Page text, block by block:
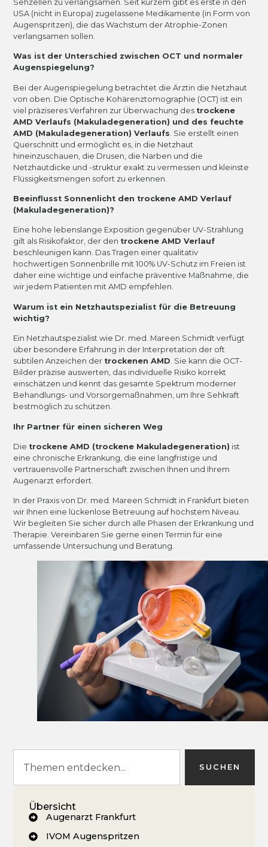
Sehzellen zu verlangsamen. Seit kurzem gibt es erste in den
USA (nicht in Europa) zugelassene Medikamente (in Form von
Augenspritzen), die das Wachstum der Atrophie-Zonen
verlangsamen sollen.
Was ist der Unterschied zwischen OCT und normaler
Augenspiegelung?
Bei der Augenspiegelung betrachtet die Ärztin die Netzhaut
von oben. Die Optische Kohärenztomographie (OCT) ist ein
viel präziseres Verfahren zur Überwachung des trockene
AMD Verlaufs (Makuladegeneration) und des feuchte
AMD (Makuladegeneration) Verlaufs . Sie erstellt einen
Querschnitt und ermöglicht es, in die Netzhaut
hineinzuschauen, die Drusen, die Narben und die
Netzhautdicke und -struktur exakt zu vermessen und kleinste
Flüssigkeitsmengen sofort zu erkennen.
Beeinflusst Sonnenlicht den trockene AMD Verlauf
(Makuladegeneration)?
Eine hohe lebenslange Exposition gegenüber UV-Strahlung
gilt als Risikofaktor, der den trockene AMD Verlauf
beschleunigen kann. Das Tragen einer qualitativ
hochwertigen Sonnenbrille mit 100% UV-Schutz im Freien ist
daher eine wichtige und einfache präventive Maßnahme, die
wir jedem Patienten mit AMD empfehlen.
Warum ist ein Netzhautspezialist für die Betreuung
wichtig?
Ein Netzhautspezialist wie Dr. med. Mareen Schmidt verfügt
über besondere Erfahrung in der Interpretation der oft
subtilen Anzeichen der trockenen AMD. Sie kann die OCT-
Bilder präzise auswerten, das individuelle Risiko korrekt
einschätzen und kennt das gesamte Spektrum moderner
Behandlungs- und Vorsorgemaßnahmen, um Ihre Sehkraft
bestmöglich zu schützen.
Ihr Partner für einen sicheren Weg
Die trockene AMD (trockene Makuladegeneration) ist
eine chronische Erkrankung, die eine langfristige und
vertrauensvolle Partnerschaft zwischen Ihnen und Ihrem
Augenarzt erfordert.
In der Praxis von Dr. med. Mareen Schmidt in Frankfurt bieten
wir Ihnen eine lückenlose Betreuung auf höchstem Niveau.
Wir begleiten Sie sicher durch alle Phasen der Erkrankung und
Therapie. Vereinbaren Sie gerne einen Termin für eine
umfassende Untersuchung und Beratung.
SUCHEN
Übersicht
Augenarzt Frankfurt
IVOM Augenspritzen